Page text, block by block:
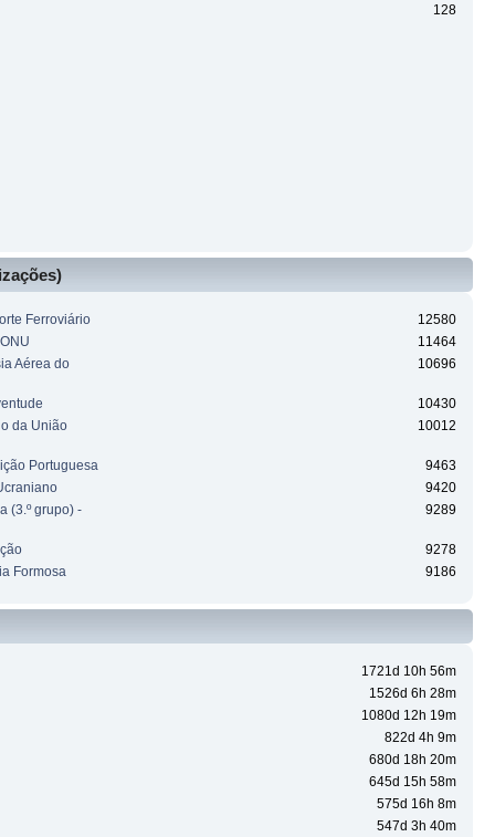
128
Ferroviário
12580
11464
Aérea do
10696
10430
da União
10012
Portuguesa
9463
9420
(3.º grupo) -
9289
9278
Formosa
9186
1721d 10h 56m
1526d 6h 28m
1080d 12h 19m
822d 4h 9m
680d 18h 20m
645d 15h 58m
575d 16h 8m
547d 3h 40m